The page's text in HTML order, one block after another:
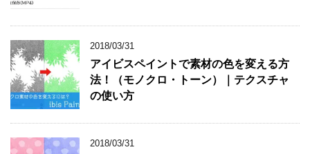
2018/03/31
アイビスペイントで素材の色を変える方
法！（モノクロ・トーン）｜テクスチャ
の使い方
2018/03/31